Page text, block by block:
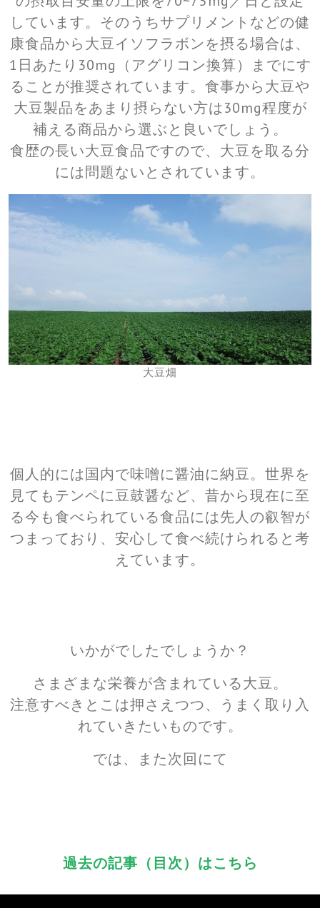
しています。そのうちサプリメントなどの健
康食品から大豆イソフラボンを摂る場合は、
1日あたり30mg（アグリコン換算）までにす
ることが推奨されています。食事から大豆や
大豆製品をあまり摂らない方は30mg程度が
補える商品から選ぶと良いでしょう。
食歴の長い大豆食品ですので、大豆を取る分
には問題ないとされています。
大豆畑
個人的には国内で味噌に醤油に納豆。世界を
見てもテンペに豆鼓醤など、昔から現在に至
る今も食べられている食品には先人の叡智が
つまっており、安心して食べ続けられると考
えています。
いかがでしたでしょうか？
さまざまな栄養が含まれている大豆。
注意すべきとこは押さえつつ、うまく取り入
れていきたいものです。
では、また次回にて
過去の記事（目次）はこちら